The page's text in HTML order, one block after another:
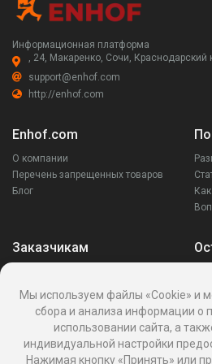
Информационная платформа
, 24, Макаренко, Сочи, Краснодарский
support@enhof.com
http://enhof.com
Enhof.com
О компании
Перечень запрещенных товаров
Блог
Заказчикам
Ваши запросы
Написать поставщику
Написать в поддержку
Реквизиты
Мы используем файлы «Cookie» и
сбора и анализа информации о
использовании сайта, а
индивидуальной настройки
Нажимая кнопку «Принять» или